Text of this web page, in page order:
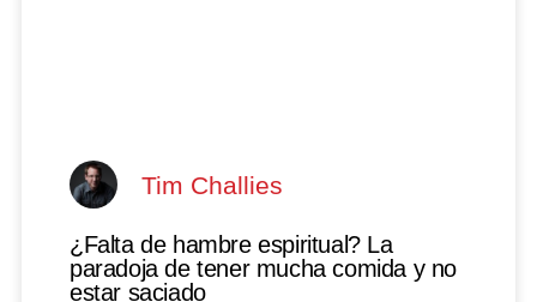
Tim Challies
¿Falta de hambre espiritual? La
paradoja de tener mucha comida y no
estar saciado